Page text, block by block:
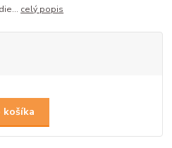
celý popis
košíka